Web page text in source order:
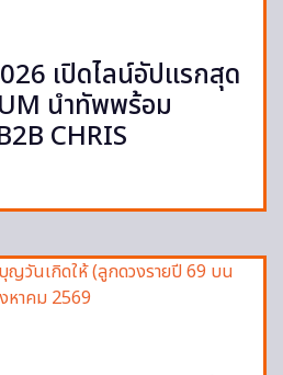
เปิดไลน์อัปแรกสุด
นำทัพพร้อม
CHRIS